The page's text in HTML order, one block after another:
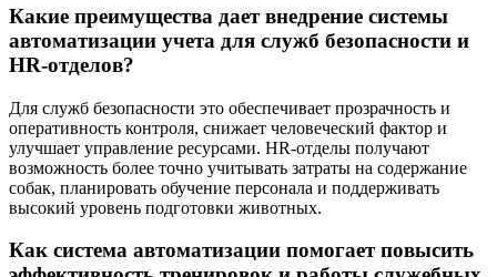
Какие преимущества дает внедрение системы
автоматизации учета для служб безопасности и
HR-отделов?
Для служб безопасности это обеспечивает прозрачность и
оперативность контроля, снижает человеческий фактор и
улучшает управление ресурсами. HR-отделы получают
возможность более точно учитывать затраты на содержание
собак, планировать обучение персонала и поддерживать
высокий уровень подготовки животных.
Как система автоматизации помогает повысить